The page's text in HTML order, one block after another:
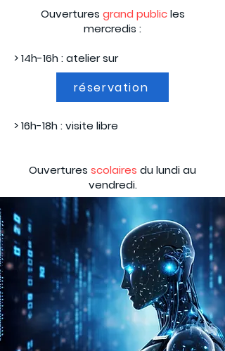
Ouvertures grand publicles
mercredis :
> 14h-16h : atelier sur
réservation
> 16h-18h : visite libre
Ouvertures scolaires du lundi au
vendredi.